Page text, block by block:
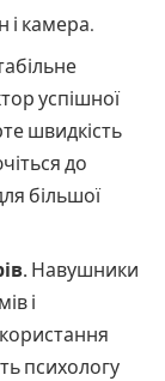
і камера.
успішної
швидкість
до
більшої
Навушники
і
психологу